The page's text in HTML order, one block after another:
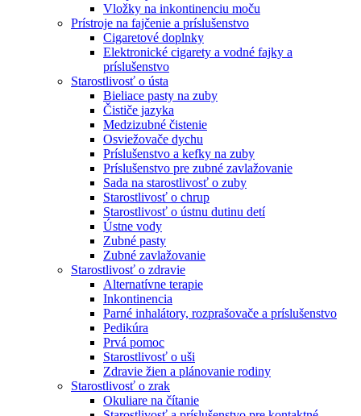
Vložky na inkontinenciu moču
Prístroje na fajčenie a príslušenstvo
Cigaretové doplnky
Elektronické cigarety a vodné fajky a
príslušenstvo
Starostlivosť o ústa
Bieliace pasty na zuby
Čističe jazyka
Medzizubné čistenie
Osviežovače dychu
Príslušenstvo a kefky na zuby
Príslušenstvo pre zubné zavlažovanie
Sada na starostlivosť o zuby
Starostlivosť o chrup
Starostlivosť o ústnu dutinu detí
Ústne vody
Zubné pasty
Zubné zavlažovanie
Starostlivosť o zdravie
Alternatívne terapie
Inkontinencia
Parné inhalátory, rozprašovače a príslušenstvo
Pedikúra
Prvá pomoc
Starostlivosť o uši
Zdravie žien a plánovanie rodiny
Starostlivosť o zrak
Okuliare na čítanie